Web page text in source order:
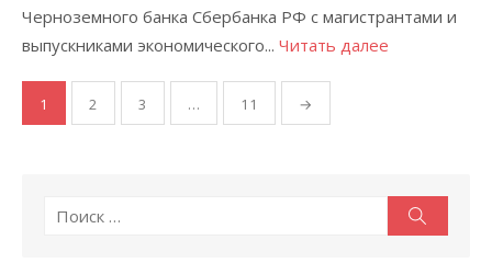
Черноземного банка Сбербанка РФ с магистрантами и
выпускниками экономического... Читать далее
Навигация
по
1 2 3 … 11 →
Поиск: